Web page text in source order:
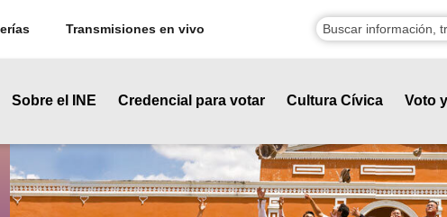
Transmisiones en vivo
Sobre el INE Credencial para votar Cultura Cívica Voto